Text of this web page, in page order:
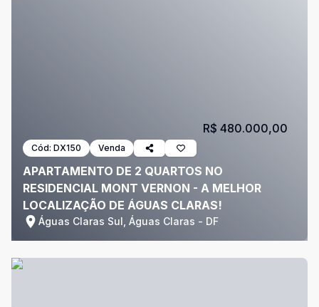
Cód: DX150 Venda
APARTAMENTO DE 2 QUARTOS NO
RESIDENCIAL MONT VERNON - A MELHOR
LOCALIZAÇÃO DE ÁGUAS CLARAS!
Águas Claras Sul, Águas Claras - DF
R$ 480.000,00